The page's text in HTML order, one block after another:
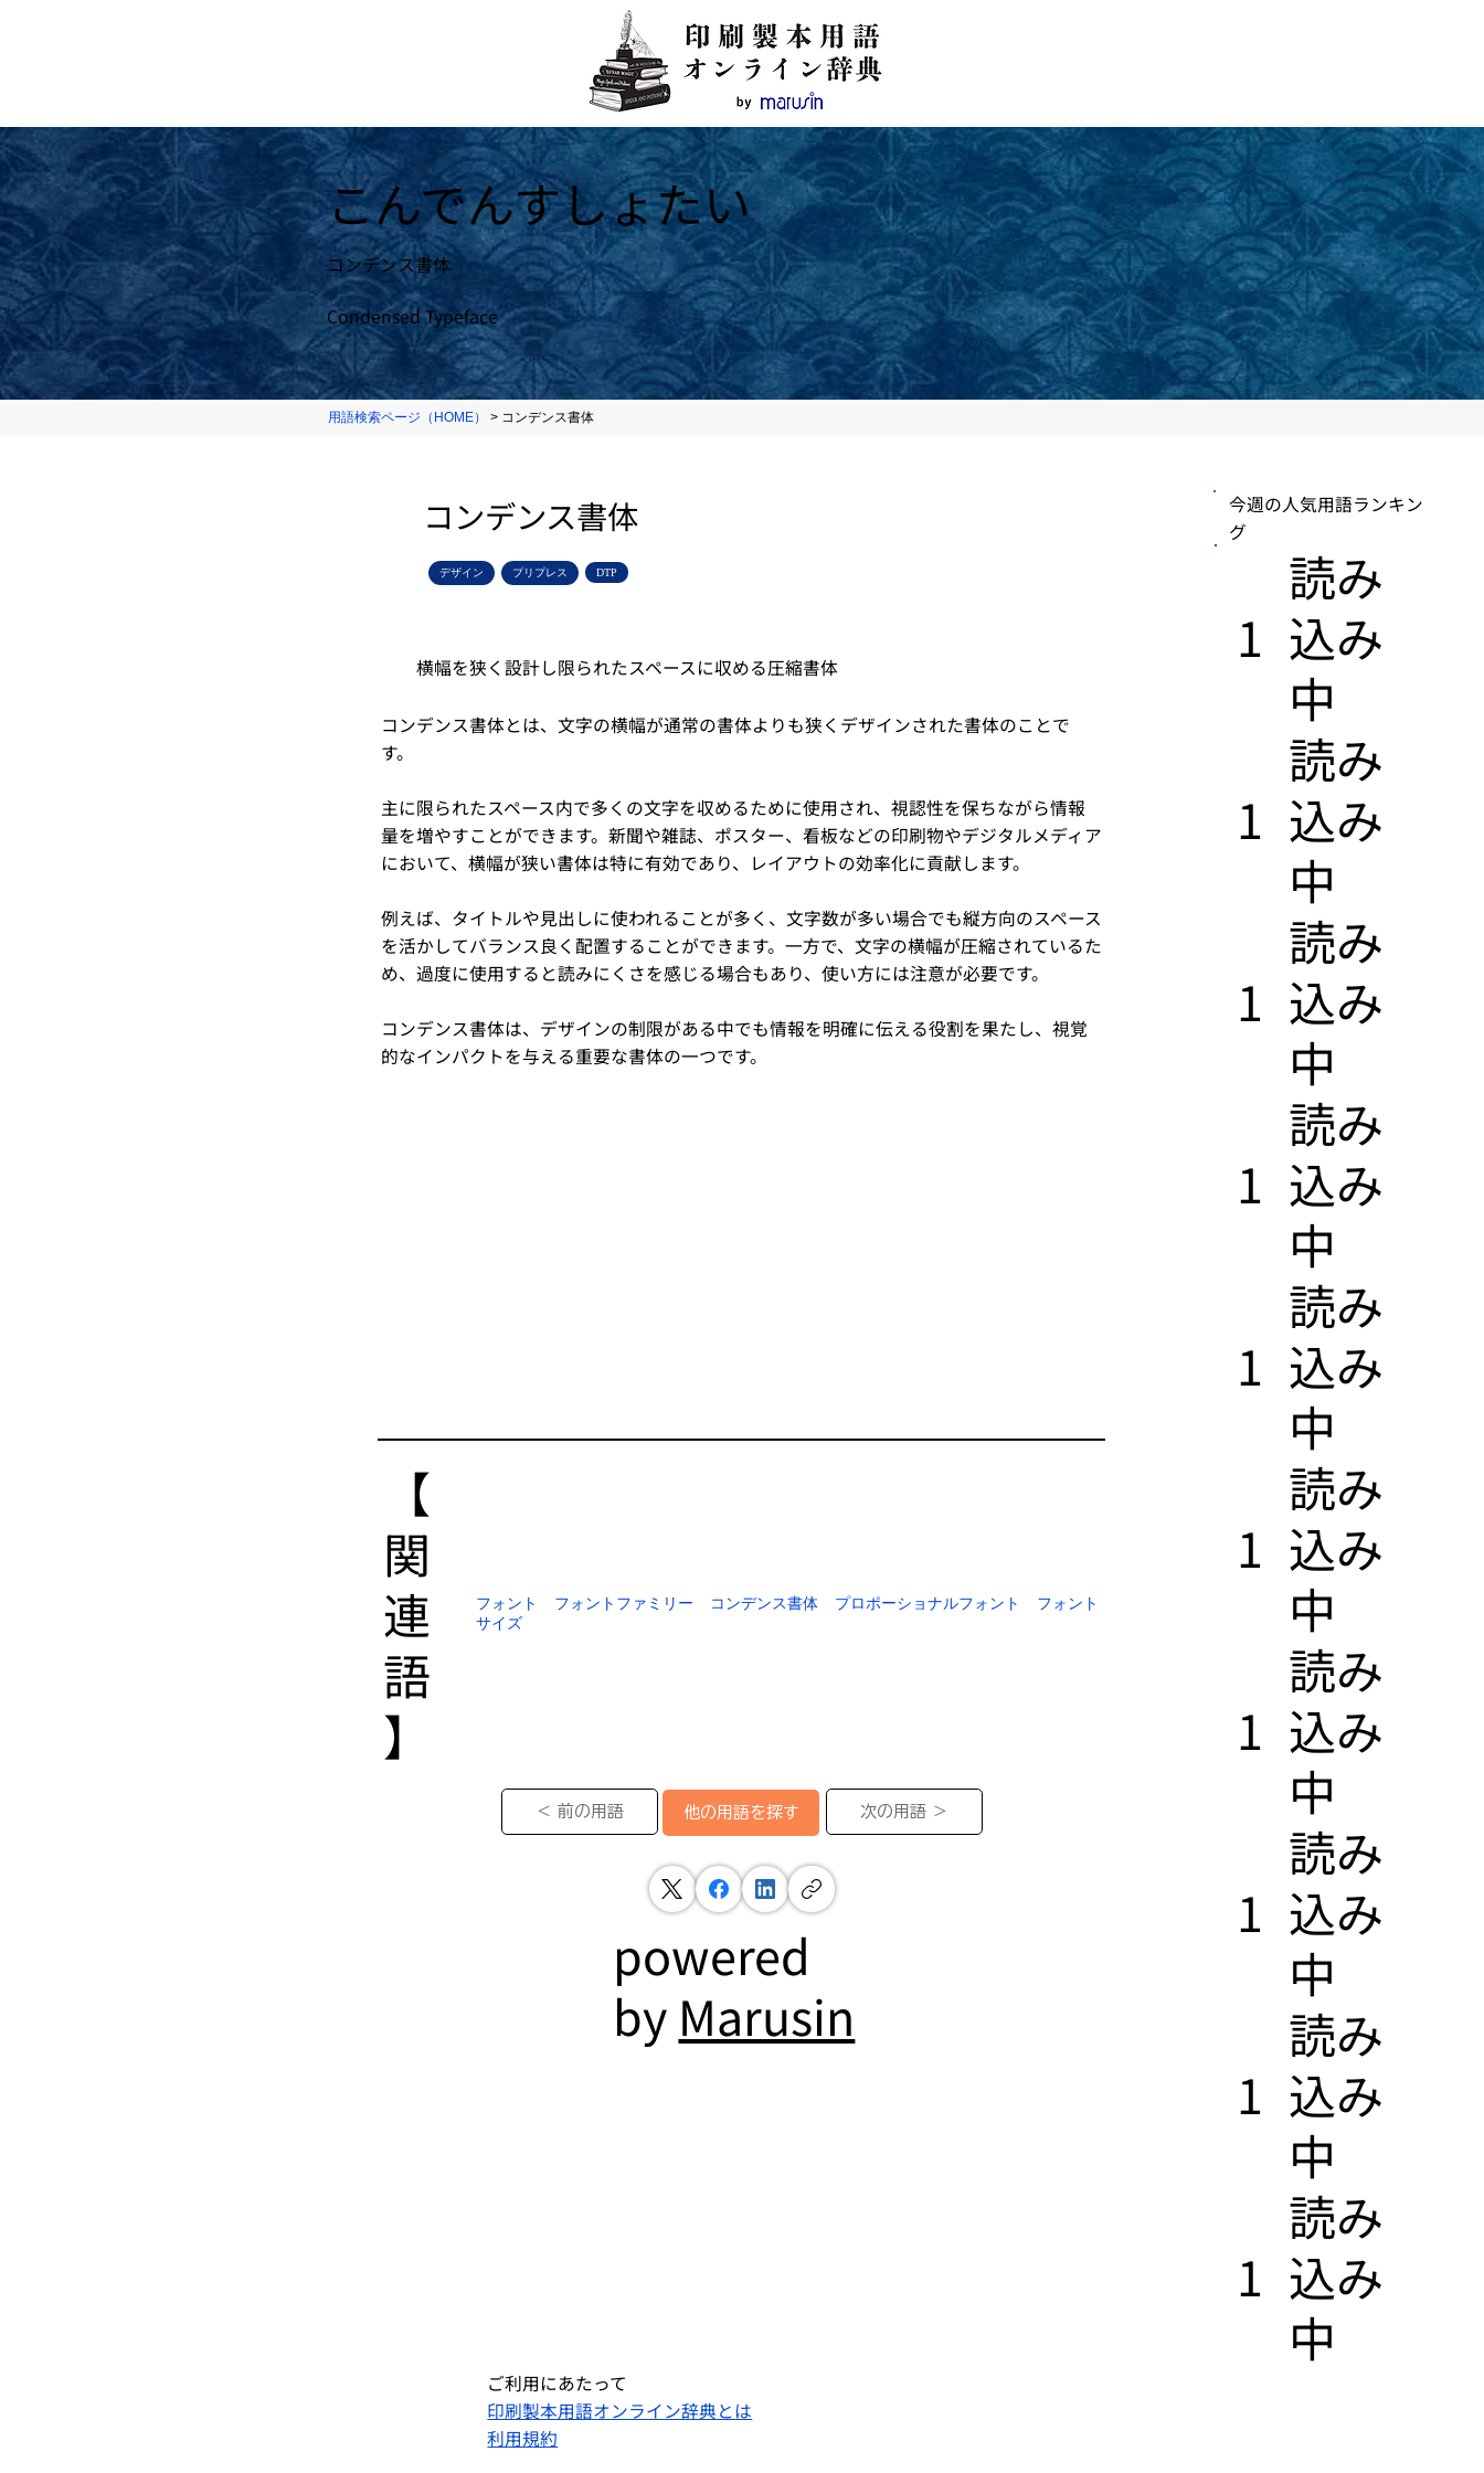
こんでんすしょたい
コンデンス書体
Condensed Typeface
用語検索ページ（HOME） > コンデンス書体
コンデンス書体
デザイン プリプレス DTP
横幅を狭く設計し限られたスペースに収める圧縮書体
コンデンス書体とは、文字の横幅が通常の書体よりも狭くデザインされた書体のことで
す。
主に限られたスペース内で多くの文字を収めるために使用され、視認性を保ちながら情報
量を増やすことができます。新聞や雑誌、ポスター、看板などの印刷物やデジタルメディア
において、横幅が狭い書体は特に有効であり、レイアウトの効率化に貢献します。
例えば、タイトルや見出しに使われることが多く、文字数が多い場合でも縦方向のスペース
を活かしてバランス良く配置することができます。一方で、文字の横幅が圧縮されているた
め、過度に使用すると読みにくさを感じる場合もあり、使い方には注意が必要です。
コンデンス書体は、デザインの制限がある中でも情報を明確に伝える役割を果たし、視覚
的なインパクトを与える重要な書体の一つです。
今週の人気用語ランキン
グ
1
​読み
込み
中
1
​読み
込み
中
1
​読み
込み
中
1
​読み
込み
中
1
​読み
込み
中
1
​読み
込み
中
1
​読み
込み
中
1
​読み
込み
中
1
​読み
込み
中
1
​読み
込み
中
【​
関
連
語
】
フォント フォントファミリー コンデンス書体 プロポーショナルフォント
フォント
サイズ
＜ 前の用語 他の用語を探す 次の用語 ＞
powered
by Marusin
ご利用にあたって
印刷製本用語オンライン辞典とは
利用規約​